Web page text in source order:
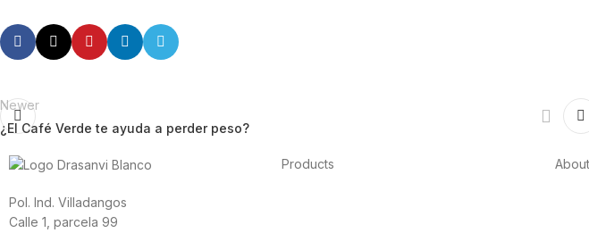
Newer
¿El Café Verde te ayuda a perder peso?
Pol. Ind. Villadangos
Calle 1, parcela 99
Products